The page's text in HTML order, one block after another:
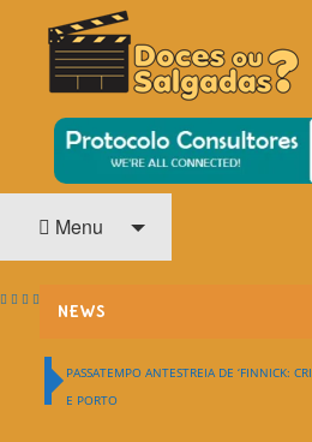
DOCES OU SALGADAS?
O Cinema? Uma Paixão!!
Menu
NEWS
PASSATEMPO ANTESTREIA DE ‘FINNICK:
E PORTO